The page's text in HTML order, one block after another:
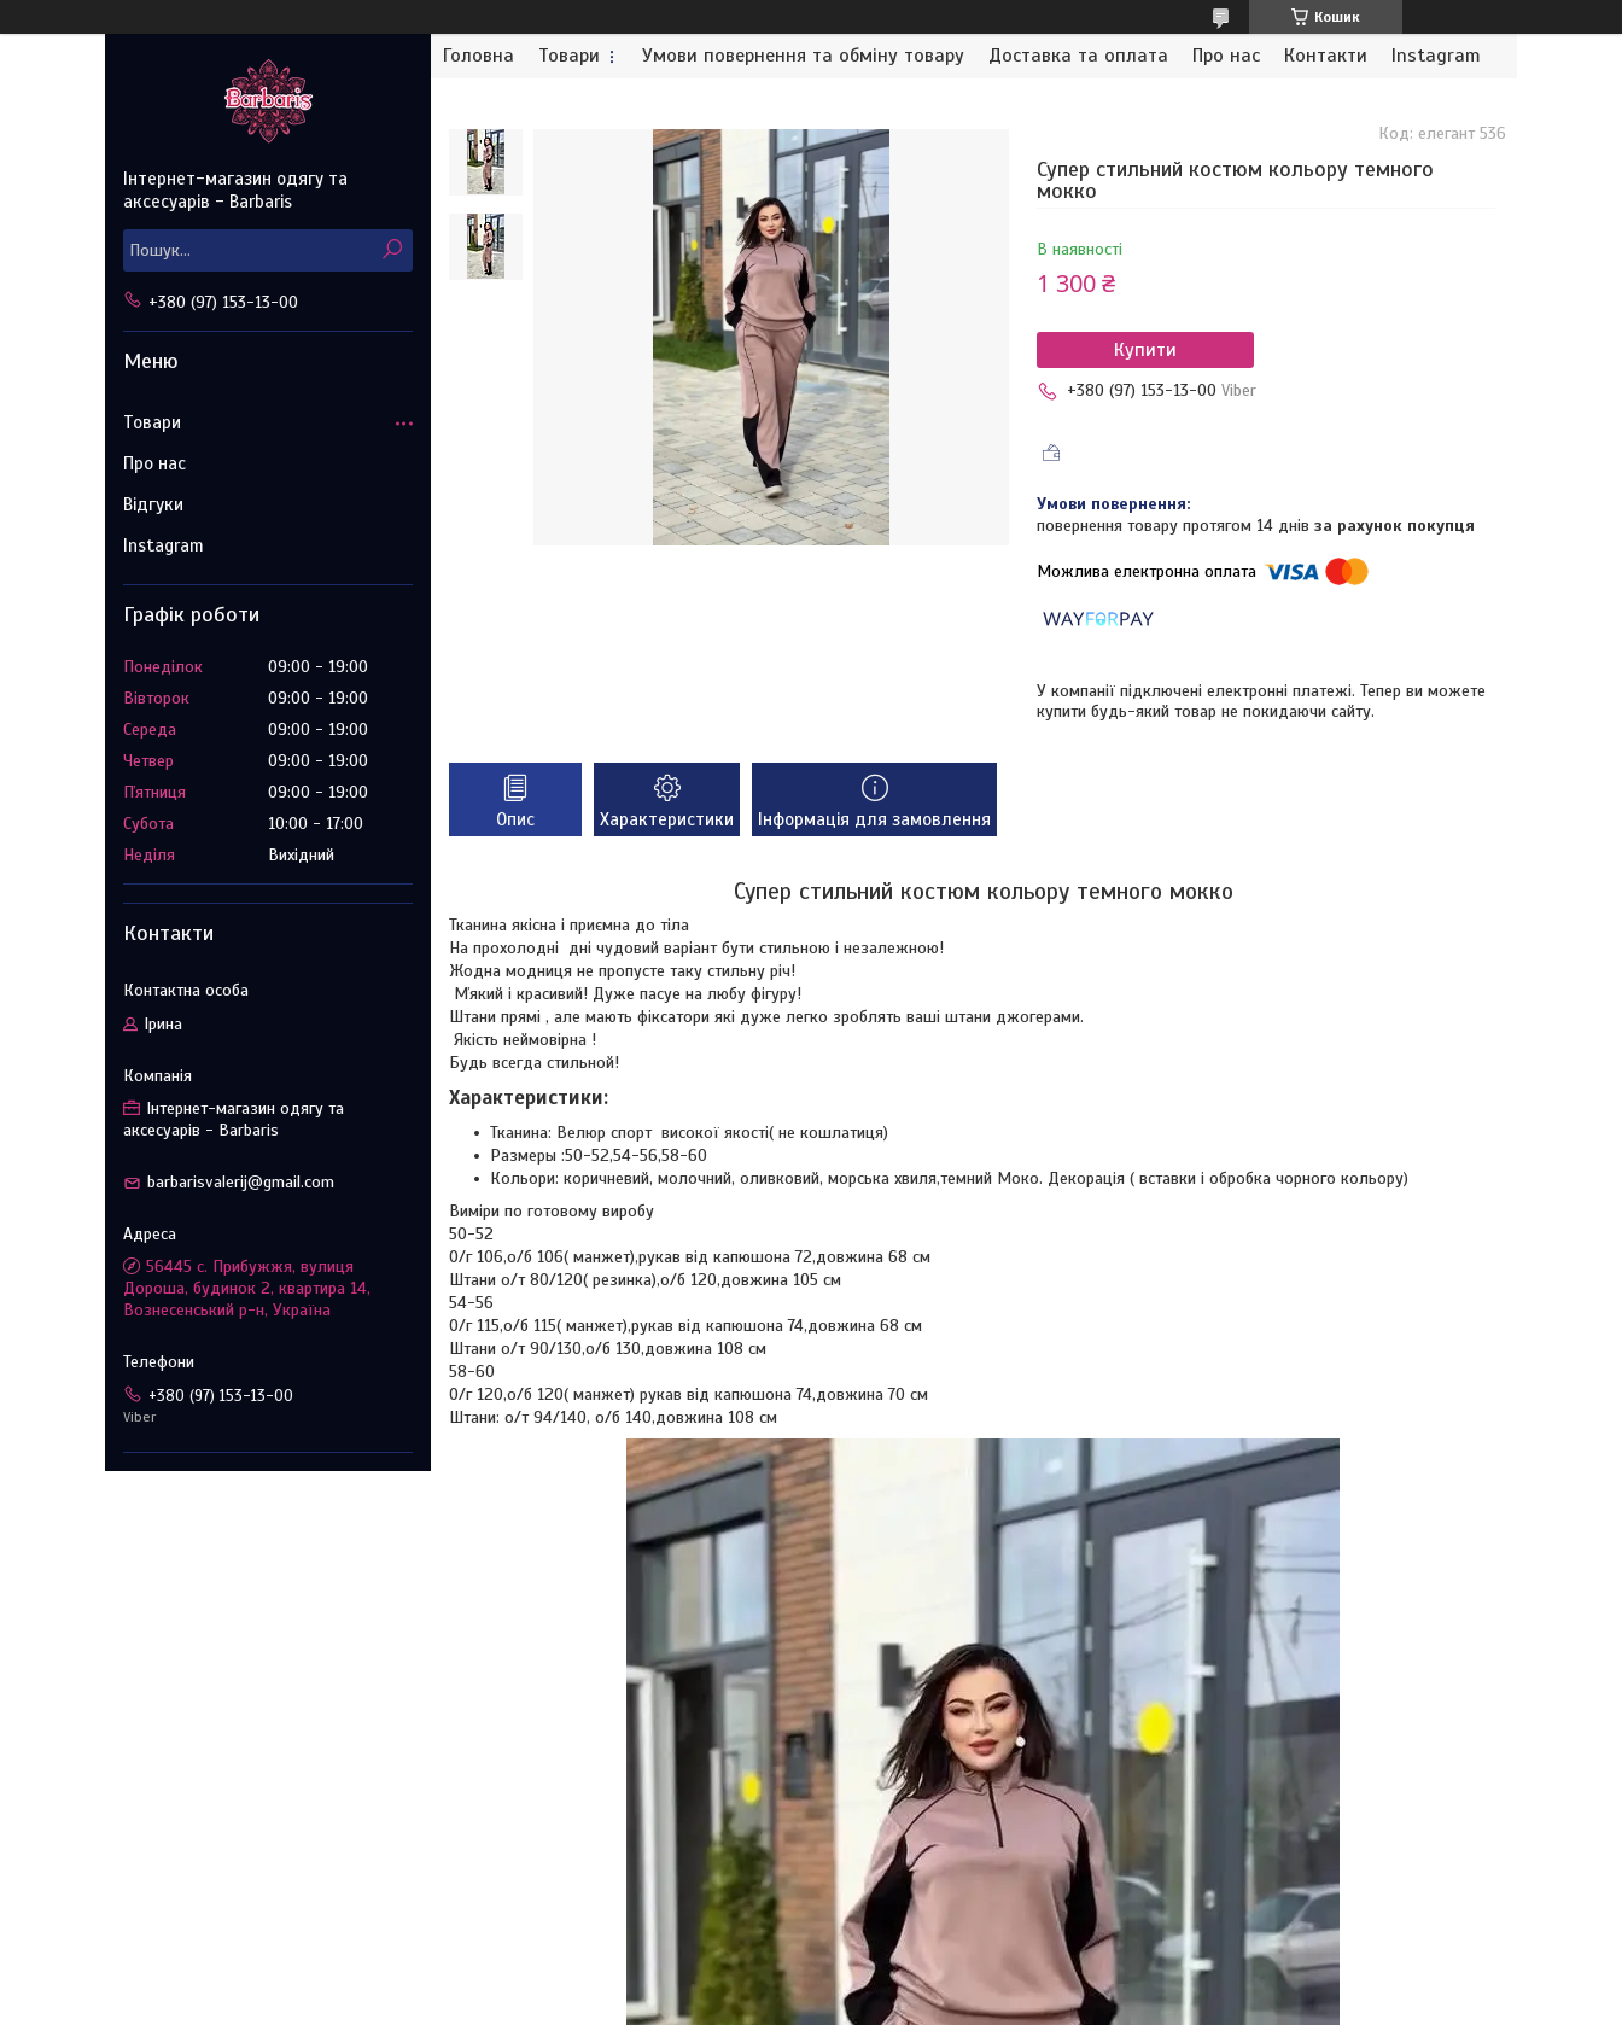
Кошик
Головна Товари Умови повернення та обміну товару Доставка та оплата Про нас Контакти Instagram
Супер стильний костюм кольору темного
мокко
В наявності
Код: елегант 536
1 300 ₴
Купити
+380 (97) 153-13-00 Viber
повернення товару протягом 14 днів за рахунок покупця
У компанії підключені електронні платежі. Тепер ви можете
купити будь-який товар не покидаючи сайту.
Опис Характеристики Інформація для замовлення
Супер стильний костюм кольору темного мокко
Тканина якісна і приємна до тіла
На прохолодні дні чудовий варіант бути стильною і незалежною!
Жодна модниця не пропусте таку стильну річ!
Мʼякий і красивий! Дуже пасуе на любу фігуру!
Штани прямі , але мають фіксатори які дуже легко зроблять ваші штани джогерами.
Якість неймовірна !
Будь всегда стильной!
Характеристики:
Тканина: Велюр спорт високої якості( не кошлатиця)
Размеры :50-52,54-56,58-60
Кольори: коричневий, молочний, оливковий, морська хвиля,темний Моко. Декорація ( вставки і обробка чорного кольору)
Виміри по готовому виробу
50-52
О/г 106,о/б 106( манжет),рукав від капюшона 72,довжина 68 см
Штани о/т 80/120( резинка),о/б 120,довжина 105 см
54-56
О/г 115,о/б 115( манжет),рукав від капюшона 74,довжина 68 см
Штани о/т 90/130,о/б 130,довжина 108 см
58-60
О/г 120,о/б 120( манжет) рукав від капюшона 74,довжина 70 см
Штани: о/т 94/140, о/б 140,довжина 108 см
Інтернет-магазин одягу та
аксесуарів - Barbaris
+380 (97) 153-13-00
Товари
Про нас
Відгуки
Instagram
Графік роботи
Понеділок 09:00
19:00
Вівторок
09:00
19:00
Середа
09:00
19:00
Четвер
09:00
19:00
Пʼятниця
09:00
19:00
Субота
10:00
17:00
Неділя
Вихідний
Контакти
Ірина
Інтернет-магазин одягу та
аксесуарів - Barbaris
barbarisvalerij@gmail.com
56445 с. Прибужжя, вулиця
Дороша, будинок 2, квартира 14,
Вознесенський р-н, Україна
+380 (97) 153-13-00
Viber